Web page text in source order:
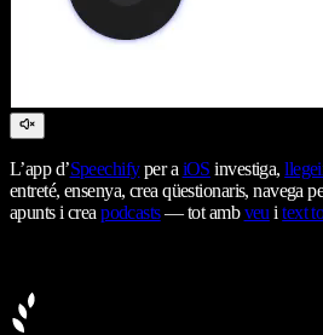
L’app d’Speechifyper aiOS investiga,
entreté, ensenya, crea qüestionaris, navega
apunts i creapodcasts— tot ambveuitext